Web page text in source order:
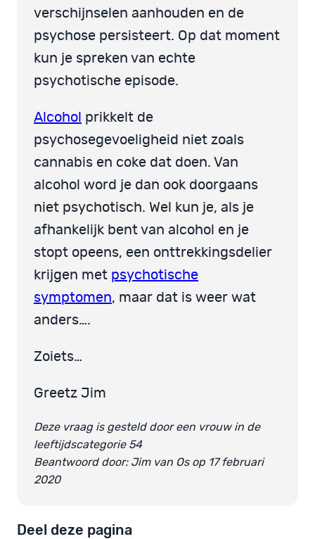
verschijnselen aanhouden en de
psychose persisteert. Op dat moment
kun je spreken van echte
psychotische episode.
Alcohol prikkelt de
psychosegevoeligheid niet zoals
cannabis en coke dat doen. Van
alcohol word je dan ook doorgaans
niet psychotisch. Wel kun je, als je
afhankelijk bent van alcohol en je
stopt opeens, een onttrekkingsdelier
krijgen met psychotische
symptomen, maar dat is weer wat
anders….
Zoiets…
Greetz Jim
Deze vraag is gesteld door een vrouw in de
leeftijdscategorie 54
Beantwoord door: Jim van Os op 17 februari
2020
Deel deze pagina